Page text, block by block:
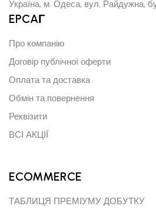
Україна, м. Одеса, вул. Райдужна,
EPCAГ
Про компанію
Договір публічної оферти
Оплата та доставка
Обмін та повернення
Реквізити
ВСІ АКЦІЇ
ECOMMERCE
ТАБЛИЦЯ ПРЕМІУМУ ДОБУТКУ